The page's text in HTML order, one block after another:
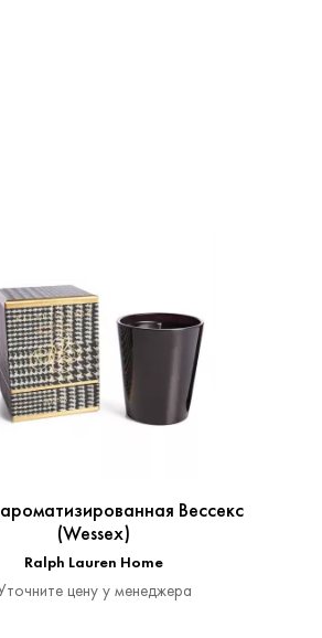
Вессекс
(Wessex)
Ralph Lauren Home
цену у менеджера